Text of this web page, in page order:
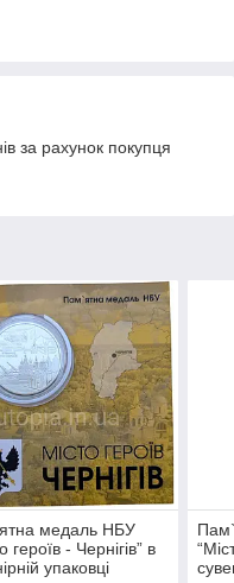
за рахунок покупця
медаль НБУ
героїв - Чернігів” в
упаковці